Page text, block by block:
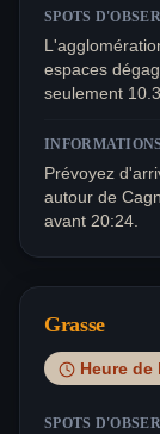
SPOTS
espaces
seulement
Prévoyez
autour de
avant 20:24.
Grasse
Heure de
SPOTS